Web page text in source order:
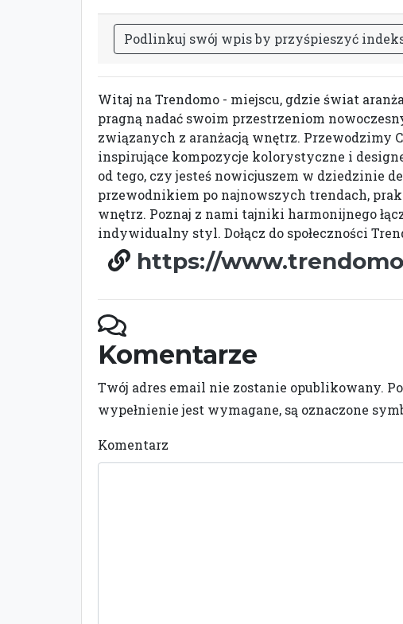
Podlinkuj swój wpisby przyśpieszyć indek
Witaj na Trendomo - miejscu, gdzie świat
pragną nadać swoim przestrzeniom
związanych z aranżacją wnętrz. Przewodzimy
inspirujące kompozycje kolorystyczne i
od tego, czy jesteś nowicjuszem w dziedzinie
przewodnikiem po najnowszych trendach,
wnętrz. Poznaj z nami tajniki harmonijnego
indywidualny styl. Dołącz do społeczności
https://
Komentarze
Twój adres email nie zostanie opublikowany.
wypełnienie jest wymagane, są oznaczone
Komentarz